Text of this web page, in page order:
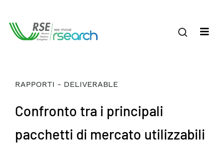
RAPPORTI - DELIVERABLE
Confronto tra i principali
pacchetti di mercato utilizzabili